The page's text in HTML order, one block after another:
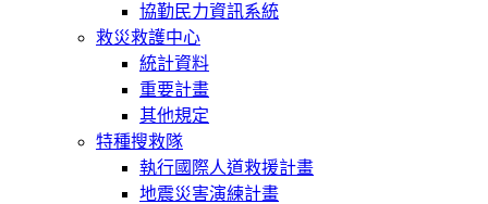
協勤民力資訊系統
救災救護中心
統計資料
重要計畫
其他規定
特種搜救隊
執行國際人道救援計畫
地震災害演練計畫